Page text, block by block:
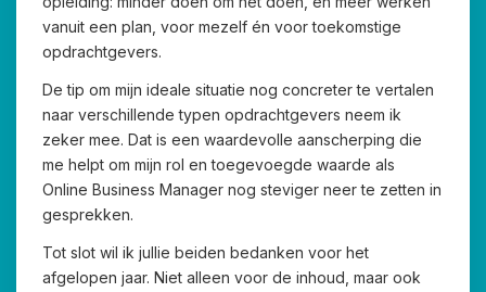
vanuit een plan, voor mezelf én voor toekomstige
opdrachtgevers.
De tip om mijn ideale situatie nog concreter te vertalen
naar verschillende typen opdrachtgevers neem ik
zeker mee. Dat is een waardevolle aanscherping die
me helpt om mijn rol en toegevoegde waarde als
Online Business Manager nog steviger neer te zetten in
gesprekken.
Tot slot wil ik jullie beiden bedanken voor het
afgelopen jaar. Niet alleen voor de inhoud, maar ook